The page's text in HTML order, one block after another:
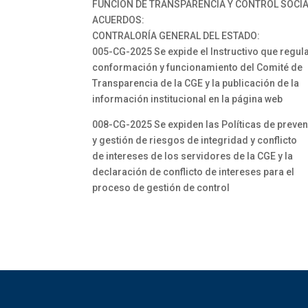
FUNCIÓN DE TRANSPARENCIA Y CONTROL
ACUERDOS:
CONTRALORÍA GENERAL DEL ESTADO:
005-CG-2025 Se expide el Instructivo que
conformación y funcionamiento del Comité de
Transparencia de la CGE y la publicación de la
información institucional en la página web
008-CG-2025 Se expiden las Políticas de
y gestión de riesgos de integridad y conflicto
de intereses de los servidores de la CGE y la
declaración de conflicto de intereses para el
proceso de gestión de control